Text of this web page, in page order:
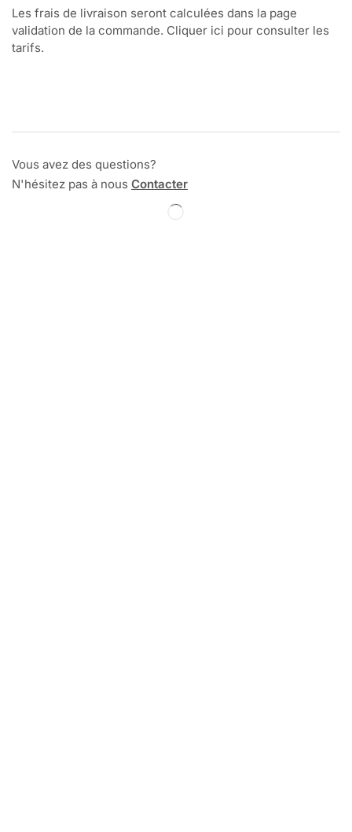
Les frais de livraison seront calculées dans la page
validation de la commande. Cliquer ici pour consulter les
tarifs.
Vous avez des questions?
N'hésitez pas à nous Contacter